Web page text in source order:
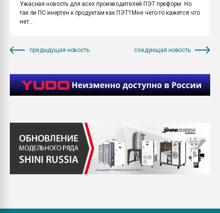
Ужасная новость для всех производителей ПЭТ преформ. Но
так ли ПС инертен к продуктам как ПЭТ? Мне чего-то кажется что
нет...
предыдущая новость следующая новость